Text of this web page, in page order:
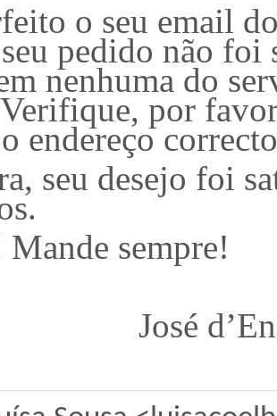
o seu email
pedido não foi
nenhuma do
Verifique, por
endereço
seu desejo foi
sempre!